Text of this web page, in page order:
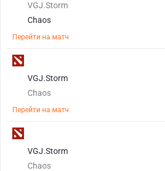
VGJ.Storm
Chaos
Перейти на матч
VGJ.Storm
Chaos
Перейти на матч
VGJ.Storm
Chaos